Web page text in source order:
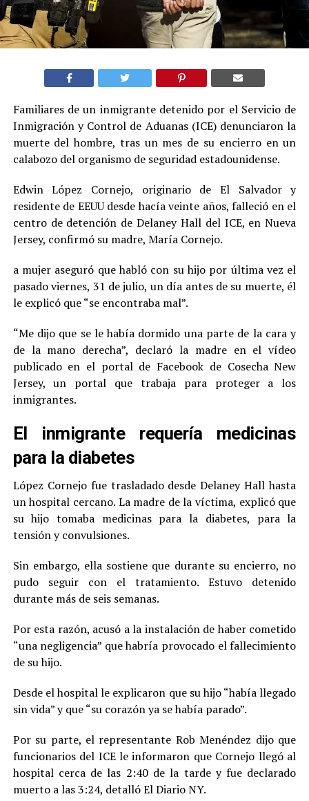
Familiares de un inmigrante detenido por el Servicio de
Inmigración y Control de Aduanas (ICE) denunciaron la
muerte del hombre, tras un mes de su encierro en un
calabozo del organismo de seguridad estadounidense.
Edwin López Cornejo, originario de El Salvador y
residente de EEUU desde hacía veinte años, falleció en el
centro de detención de Delaney Hall del ICE, en Nueva
Jersey, confirmó su madre, María Cornejo.
a mujer aseguró que habló con su hijo por última vez el
pasado viernes, 31 de julio, un día antes de su muerte, él
le explicó que “se encontraba mal”.
“Me dijo que se le había dormido una parte de la cara y
de la mano derecha”, declaró la madre en el vídeo
publicado en el portal de Facebook de Cosecha New
Jersey, un portal que trabaja para proteger a los
inmigrantes.
El inmigrante requería medicinas
para la diabetes
López Cornejo fue trasladado desde Delaney Hall hasta
un hospital cercano. La madre de la víctima, explicó que
su hijo tomaba medicinas para la diabetes, para la
tensión y convulsiones.
Sin embargo, ella sostiene que durante su encierro, no
pudo seguir con el tratamiento. Estuvo detenido
durante más de seis semanas.
Por esta razón, acusó a la instalación de haber cometido
“una negligencia” que habría provocado el fallecimiento
de su hijo.
Desde el hospital le explicaron que su hijo “había llegado
sin vida” y que “su corazón ya se había parado”.
Por su parte, el representante Rob Menéndez dijo que
funcionarios del ICE le informaron que Cornejo llegó al
hospital cerca de las 2:40 de la tarde y fue declarado
muerto a las 3:24, detalló El Diario NY.